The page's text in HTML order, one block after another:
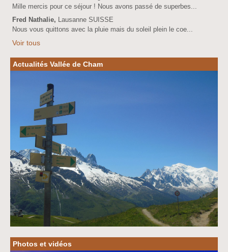
Mille mercis pour ce séjour ! Nous avons passé de superbes...
Fred Nathalie,
Lausanne SUISSE
Nous vous quittons avec la pluie mais du soleil plein le coe...
Voir tous
Actualités Vallée de Cham
Photos et vidéos